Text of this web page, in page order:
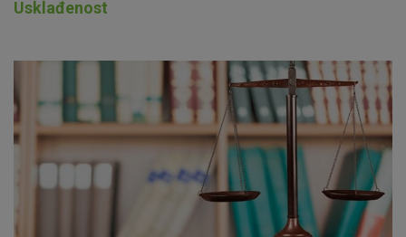
Usklađenost